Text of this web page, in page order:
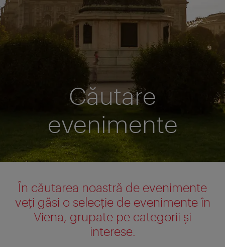
Căutare
evenimente
În căutarea noastră de evenimente
veți găsi o selecție de evenimente în
Viena, grupate pe categorii și
interese.